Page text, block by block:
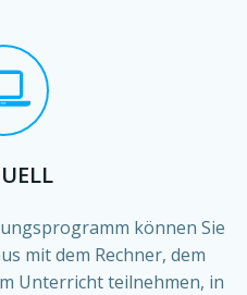
können Sie
mit dem Rechner, dem
Unterricht teilnehmen, in